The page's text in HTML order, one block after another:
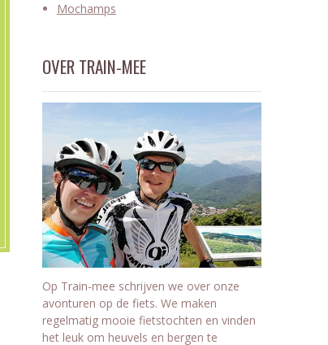
Mochamps
OVER TRAIN-MEE
Op Train-mee schrijven we over onze
avonturen op de fiets. We maken
regelmatig mooie fietstochten en vinden
het leuk om heuvels en bergen te